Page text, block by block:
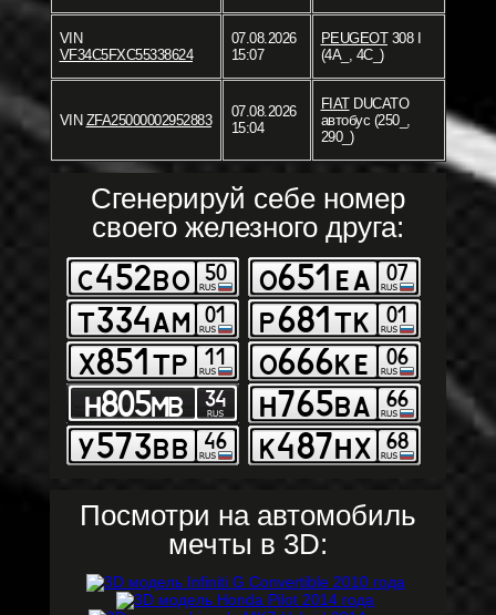
VIN
VF34C5FXC55338624
07.08.2026
15:07
PEUGEOT308 I
(4A_, 4C_)
VIN ZFA25000002952883
07.08.2026
15:04
FIATDUCATO
автобус (250_,
290_)
Сгенерируй себе номер
своего железного друга:
Посмотри на автомобиль
мечты в 3D: